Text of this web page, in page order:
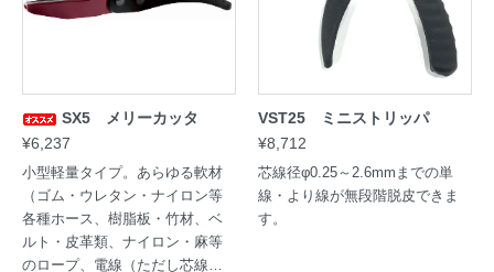
SX5 メリーカッタ
¥6,237
小型軽量タイプ。あらゆる軟材
（ゴム・ウレタン・ナイロン等
各種ホース、樹脂板・竹材、ベ
ルト・皮革類、ナイロン・麻等
のロープ、電線（ただし芯線が
VST25 ミニストリッパ
¥8,712
芯線径φ0.25～2.6mmまでの単
線・より線が無段階脱皮できま
す。